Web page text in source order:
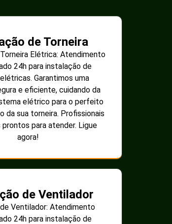
de Torneira
Elétrica: Atendimento
24h para instalação de
Garantimos uma
e eficiente, cuidando da
elétrico para o perfeito
da sua torneira. Profissionais
para atender. Ligue
agora!
de Ventilador
Ventilador: Atendimento
24h para instalação de